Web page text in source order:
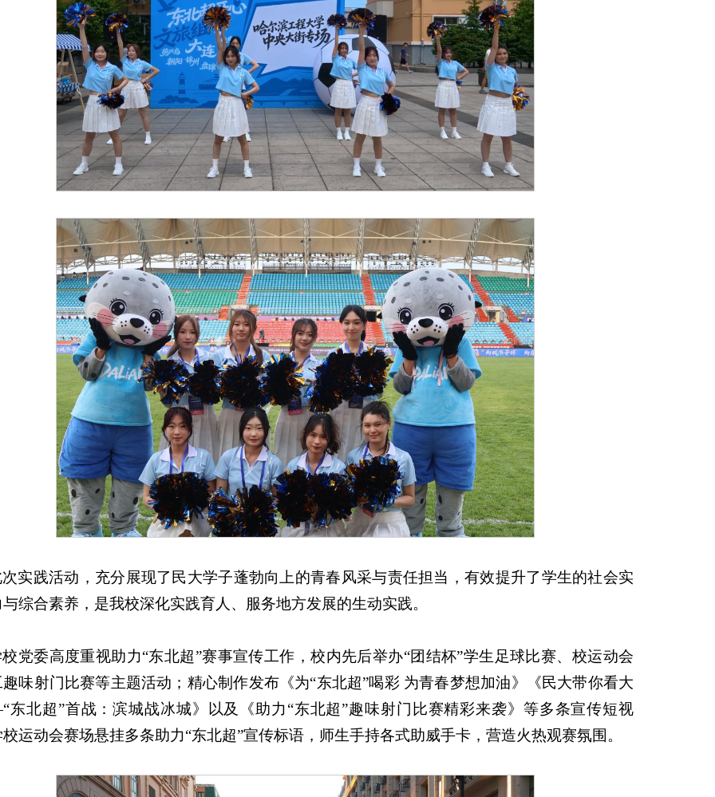
实践活动，充分展现了民大学子蓬勃向上的青春风采与责任担当，有效提升了学生的社会实
综合素养，是我校深化实践育人、服务地方发展的生动实践。
党委高度重视助力“东北超”赛事宣传工作，校内先后举办“团结杯”学生足球比赛、校运动会
味射门比赛等主题活动；精心制作发布《为“东北超”喝彩 为青春梦想加油》《民大带你看大
北超”首战：滨城战冰城》以及《助力“东北超”趣味射门比赛精彩来袭》等多条宣传短视
运动会赛场悬挂多条助力“东北超”宣传标语，师生手持各式助威手卡，营造火热观赛氛围。